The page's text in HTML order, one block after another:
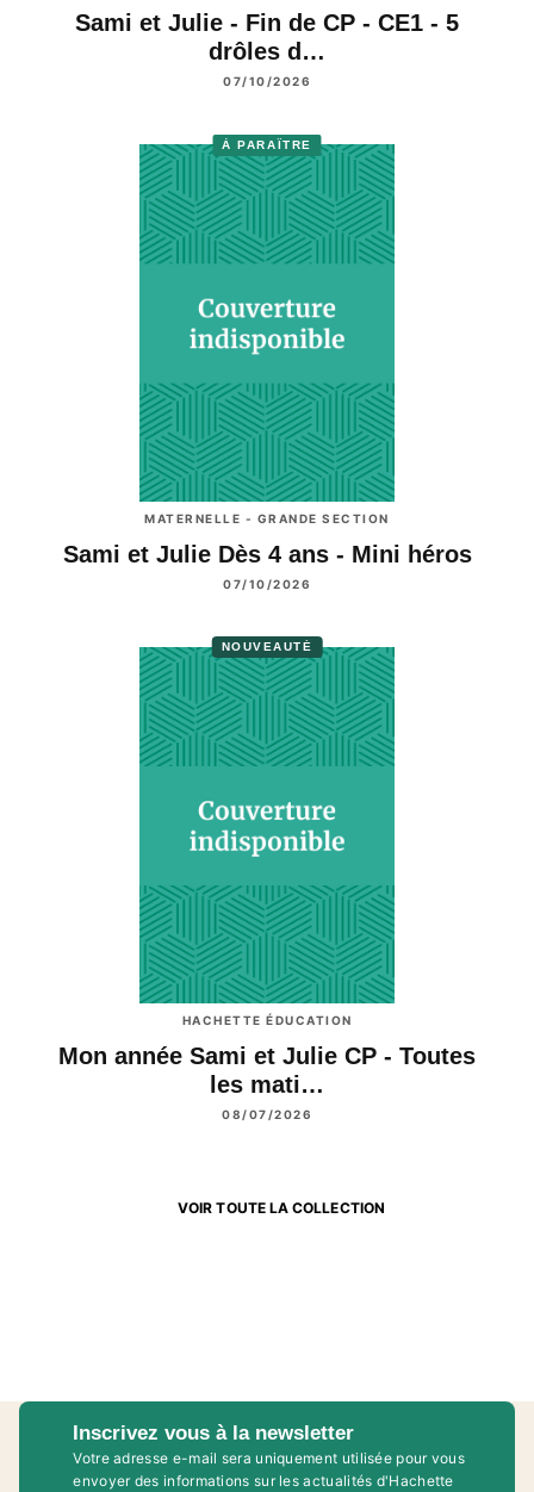
Sami et Julie - Fin de CP - CE1 - 5
drôles d…
07/10/2026
À PARAÎTRE
MATERNELLE - GRANDE SECTION
Sami et Julie Dès 4 ans - Mini héros
07/10/2026
NOUVEAUTÉ
HACHETTE ÉDUCATION
Mon année Sami et Julie CP - Toutes
les mati…
08/07/2026
VOIR TOUTE LA COLLECTION
Inscrivez vous à la newsletter
Votre adresse e-mail sera uniquement utilisée pour vous
envoyer des informations sur les actualités d'Hachette